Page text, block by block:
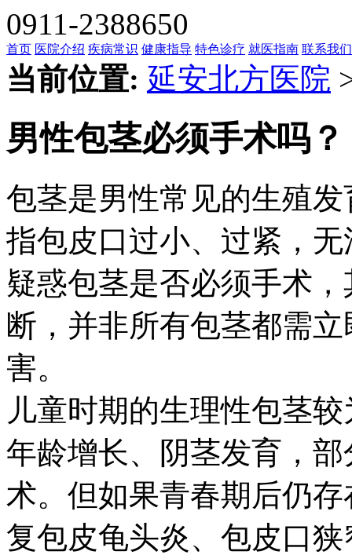
0911-2388650
首页 医院介绍 疾病常识 健康指导 特色诊疗 就医指南 联系我们
当前位置: 延安北方医院
男性包茎必须手术吗？
包茎是男性常见的生殖
指包皮口过小、过紧，
疑惑包茎是否必须手术
断，并非所有包茎都需
害。
儿童时期的生理性包茎
年龄增长、阴茎发育，
术。但如果青春期后仍
复包皮龟头炎、包皮口